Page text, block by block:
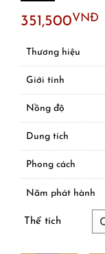
351,500VNĐ
Thương hiệu
Giới tính
Nồng độ
Dung tích
Phong cách
Năm phát hành
Thể tích